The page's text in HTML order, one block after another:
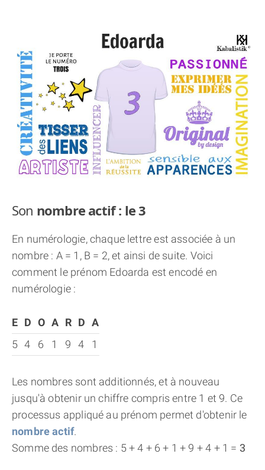
Son nombre actif : le 3
En numérologie, chaque lettre est associée à un
nombre : A = 1, B = 2, et ainsi de suite. Voici
comment le prénom Edoarda est encodé en
numérologie :
E D O A R D A
5 4 6 1 9 4 1
Les nombres sont additionnés, et à nouveau
jusqu'à obtenir un chiffre compris entre 1 et 9. Ce
processus appliqué au prénom permet d'obtenir le
nombre actif.
Somme des nombres : 5 + 4 + 6 + 1 + 9 + 4 + 1 = 3
THÈME « DOUBLE JE »
APPRENDRE LA NUMÉROLOGIE
EXPLORER LA NUMÉROLOGIE
70.000 PRÉNOMS
(À PROPOS)